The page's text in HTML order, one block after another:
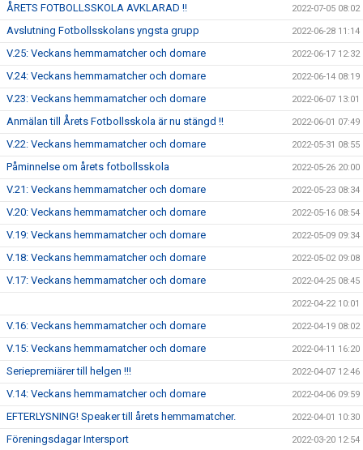
ÅRETS FOTBOLLSSKOLA AVKLARAD !! 2022-07-05 08:02
Avslutning Fotbollsskolans yngsta grupp 2022-06-28 11:14
V.25: Veckans hemmamatcher och domare 2022-06-17 12:32
V.24: Veckans hemmamatcher och domare 2022-06-14 08:19
V.23: Veckans hemmamatcher och domare 2022-06-07 13:01
Anmälan till Årets Fotbollsskola är nu stängd !! 2022-06-01 07:49
V.22: Veckans hemmamatcher och domare 2022-05-31 08:55
Påminnelse om årets fotbollsskola 2022-05-26 20:00
V.21: Veckans hemmamatcher och domare 2022-05-23 08:34
V.20: Veckans hemmamatcher och domare 2022-05-16 08:54
V.19: Veckans hemmamatcher och domare 2022-05-09 09:34
V.18: Veckans hemmamatcher och domare 2022-05-02 09:08
V.17: Veckans hemmamatcher och domare 2022-04-25 08:45
2022-04-22 10:01
V.16: Veckans hemmamatcher och domare 2022-04-19 08:02
V.15: Veckans hemmamatcher och domare 2022-04-11 16:20
Seriepremiärer till helgen !!! 2022-04-07 12:46
V.14: Veckans hemmamatcher och domare 2022-04-06 09:59
EFTERLYSNING! Speaker till årets hemmamatcher. 2022-04-01 10:30
Föreningsdagar Intersport 2022-03-20 12:54